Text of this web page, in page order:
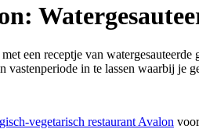
een receptje van
vastenperiode in te lassen waarbij je
vegetarisch restaurant Avalon